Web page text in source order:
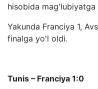
hisobida mag'lubiyatga
Yakunda Franciya 1,
finalga yo'l oldi.
Tunis – Franciya 1:0